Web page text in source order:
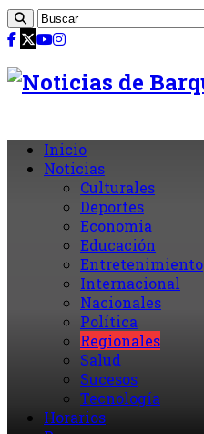
Inicio
Noticias
Culturales
Deportes
Economia
Educación
Entretenimiento
Internacional
Nacionales
Política
Regionales
Salud
Sucesos
Tecnología
Horarios